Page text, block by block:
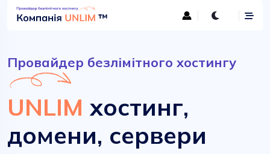
Провайдер безлімітного хостингу
UNLIM хостинг,
домени, сервери